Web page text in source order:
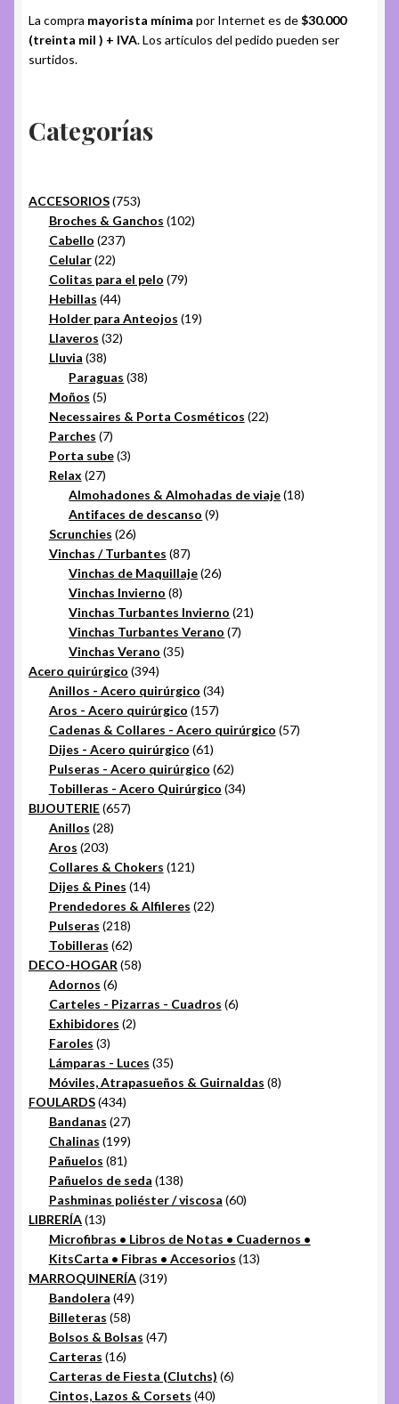
La compra mayorista mínima por Internet es de$30.000
(treinta mil ) + IVA. Los artículos del pedido pueden ser
surtidos.
Categorías
ACCESORIOS 753753
productos
Broches & Ganchos 102102
Cabello 237237
Celular 2222
productos
Colitas para el pelo 7979
Hebillas 4444
productos
Holder para Anteojos 1919
Llaveros 3232
Lluvia 3838
productos
Paraguas 3838
Moños 55
productos
Necessaires & Porta Cosméticos 2222
Parches 77
productos
Porta sube 33
Relax 2727
productos
Almohadones & Almohadas de viaje 1818
Antifaces de descanso 99
Scrunchies 2626
productos
Vinchas / Turbantes 8787
productos
Vinchas de Maquillaje 2626
Vinchas Invierno 88
productos
Vinchas Turbantes Invierno 2121
Vinchas Turbantes Verano 77
Vinchas Verano 3535
Acero quirúrgico 394394
productos
Anillos - Acero quirúrgico 3434
Aros - Acero quirúrgico 157157
productos
Cadenas & Collares - Acero quirúrgico 5757
Dijes - Acero quirúrgico 6161
productos
Pulseras - Acero quirúrgico 6262
productos
Tobilleras - Acero Quirúrgico 3434
BIJOUTERIE 657657
Anillos 2828
Aros 203203
productos
Collares & Chokers 121121
Dijes & Pines 1414
productos
Prendedores & Alfileres 2222
Pulseras 218218
productos
Tobilleras 6262
productos
DECO-HOGAR 5858
Adornos 66
productos
Carteles - Pizarras - Cuadros 66
Exhibidores 22
Faroles 33
productos
Lámparas - Luces 3535
productos
Móviles, Atrapasueños & Guirnaldas 88
FOULARDS 434434
productos
Bandanas 2727
productos
Chalinas 199199
productos
Pañuelos 8181
productos
Pañuelos de seda 138138
productos
Pashminas poliéster / viscosa 6060
LIBRERÍA 1313
productos
Microfibras • Libros de Notas • Cuadernos •
KitsCarta • Fibras • Accesorios 1313
MARROQUINERÍA 319319
Bandolera 4949
productos
Billeteras 5858
productos
Bolsos & Bolsas 4747
Carteras 1616
productos
Carteras de Fiesta (Clutchs) 66
Cintos, Lazos & Corsets 4040